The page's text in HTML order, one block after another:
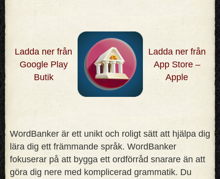
Ladda ner från
Google Play
Butik
Ladda ner från
App Store –
Apple
WordBanker är ett unikt och roligt sätt att hjälpa dig
lära dig ett främmande språk. WordBanker
fokuserar på att bygga ett ordförråd snarare än att
göra dig nere med komplicerad grammatik. Du